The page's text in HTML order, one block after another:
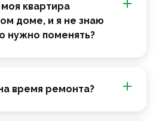
квартира
доме, и я не знаю
нужно поменять?
время ремонта?